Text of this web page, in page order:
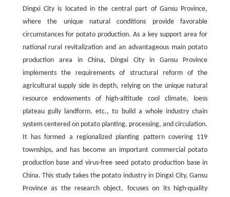
Dingxi City is located in the central part of Gansu Province,
where the unique natural conditions provide favorable
circumstances for potato production. As a key support area for
national rural revitalization and an advantageous main potato
production area in China, Dingxi City in Gansu Province
implements the requirements of structural reform of the
agricultural supply side in depth, relying on the unique natural
resource endowments of high-altitude cool climate, loess
plateau gully landform, etc., to build a whole industry chain
system centered on potato planting, processing, and circulation.
It has formed a regionalized planting pattern covering 119
townships, and has become an important commercial potato
production base and virus-free seed potato production base in
China. This study takes the potato industry in Dingxi City, Gansu
Province as the research object, focuses on its high-quality